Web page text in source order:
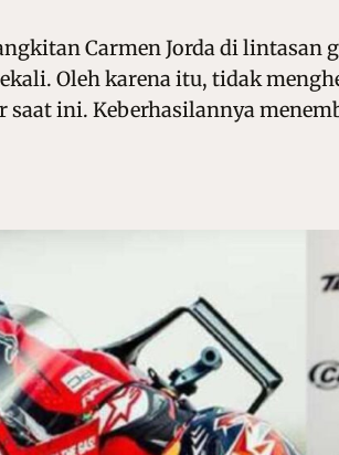
Carmen Jorda di
Oleh karena itu, tidak
saat ini. Keberhasilannya